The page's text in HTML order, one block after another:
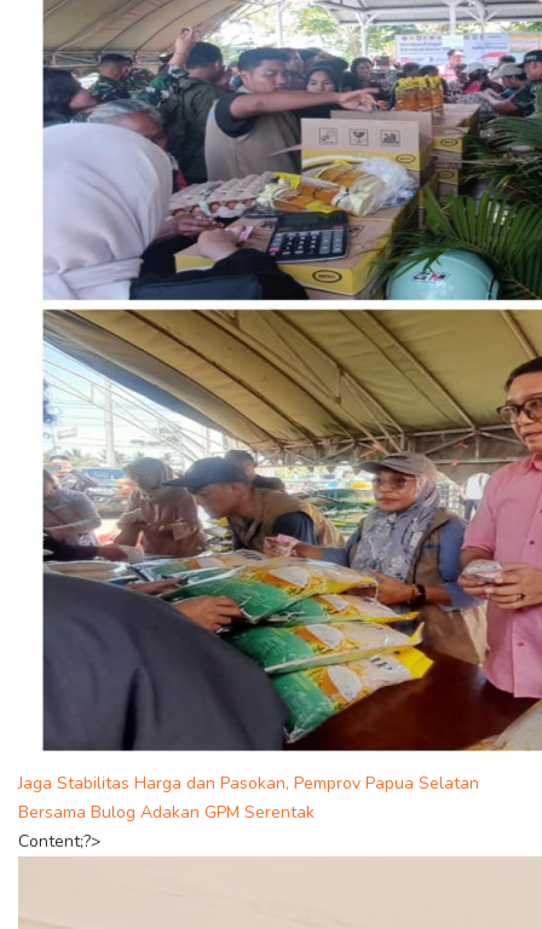
Jaga Stabilitas Harga dan Pasokan, Pemprov Papua Selatan
Bersama Bulog Adakan GPM Serentak
Content;?>